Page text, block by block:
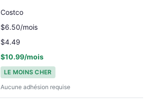
Costco
$6.50/mois
$4.49
$10.99/mois
LE MOINS CHER
Aucune adhésion requise